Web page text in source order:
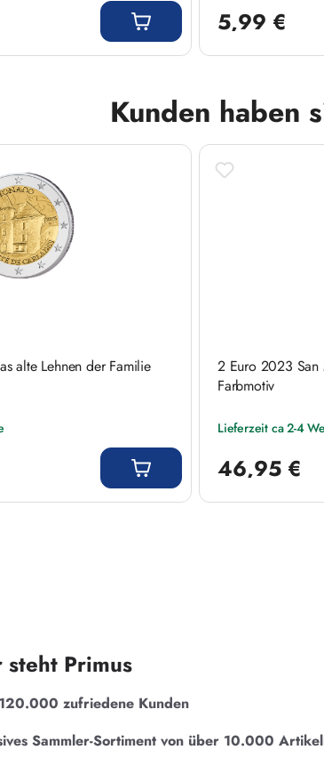
5,99 €
Kunden haben
alte Lehnen der Familie
2 Euro 2023 San
Farbmotiv
Lieferzeit ca 2-4
46,95 €
steht Primus
zufriedene Kunden
Sammler-Sortiment von über 10.000